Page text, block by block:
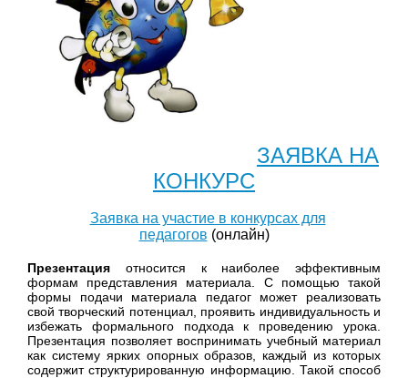
ЗАЯВКА НА
КОНКУРС
Заявка на участие в конкурсах для
педагогов (онлайн)
Презентация относится к наиболее эффективным
формам представления материала. С помощью такой
формы подачи материала педагог может реализовать
свой творческий потенциал, проявить индивидуальность и
избежать формального подхода к проведению урока.
Презентация позволяет воспринимать учебный материал
как систему ярких опорных образов, каждый из которых
содержит структурированную информацию. Такой способ